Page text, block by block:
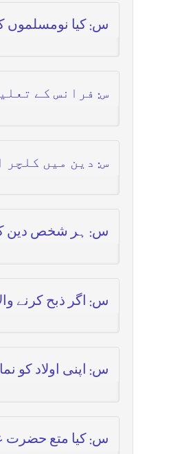
س: کیا نومسلموں
س: فرانس کے
س: دین میں کلچر
س: ہر شخص دین کا
س: اگر ذبح کرنے
س: اپنی اولاد کو
س: کیا متع حضرت